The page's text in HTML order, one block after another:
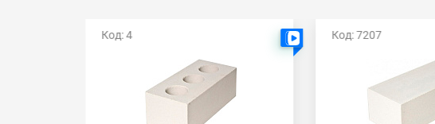
Код: 4 Есть видеоКод: 7207